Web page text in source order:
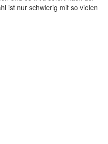
ist nur schwierig mit so vielen